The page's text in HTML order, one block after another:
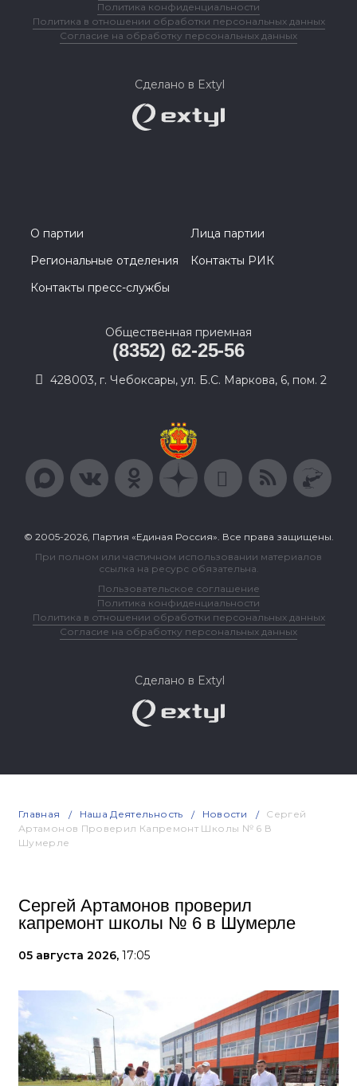
Политика конфиденциальности
Политика в отношении обработки персональных данных
Согласие на обработку персональных данных
Сделано в Extyl
О партии
Лица партии
Региональные отделения
Контакты РИК
Контакты пресс-службы
Общественная приемная
(8352) 62-25-56
428003, г. Чебоксары, ул. Б.С. Маркова, 6, пом. 2
© 2005-2026, Партия «Единая Россия». Все права защищены.
При полном или частичном использовании материалов
ссылка на ресурс обязательна.
Пользовательское соглашение
Политика конфиденциальности
Политика в отношении обработки персональных данных
Согласие на обработку персональных данных
Сделано в Extyl
Главная Наша Деятельность Новости
Сергей
Артамонов Проверил Капремонт Школы № 6 В
Шумерле
Сергей Артамонов проверил
капремонт школы № 6 в Шумерле
05 августа 2026, 17:05